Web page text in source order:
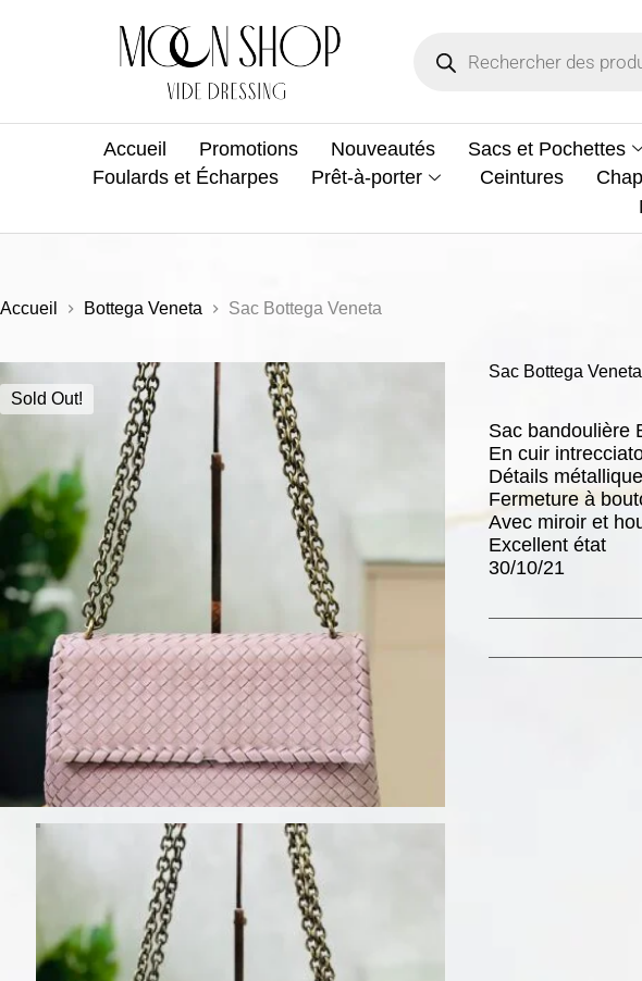
Accueil Promotions Nouveautés Sacs et Pochettes
Foulards et Écharpes
Prêt-à-porter Ceintures
Accueil Bottega Veneta Sac Bottega Veneta
Sold Out!
Sac Bottega Veneta
Sac bandoulière
En cuir
Détails
Fermeture à
Avec miroir et
Excellent état
30/10/21